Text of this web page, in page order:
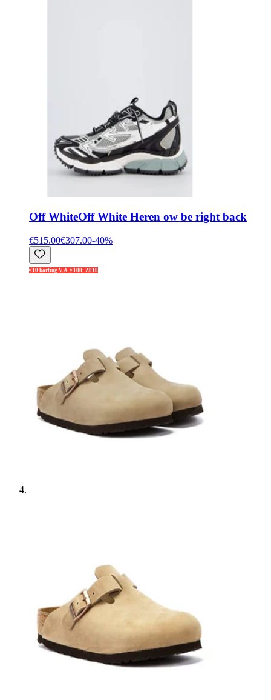
Off WhiteOff White Heren ow be right back
€515.00€307.00-40%
€10 korting V.A. €100: Z010